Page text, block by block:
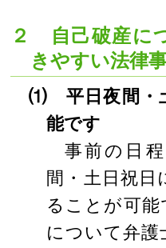
２ 自己破産に
きやすい法律
⑴ 平日夜間・
能です
事前の日
間・土日祝日
ることが可能
について弁護